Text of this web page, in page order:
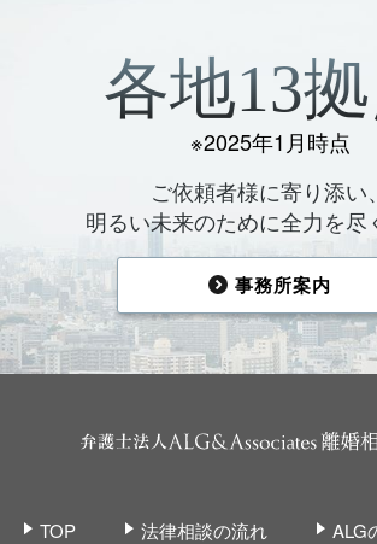
各地13
※2025年1月時点
ご依頼者様に寄り添い、
明るい未来のために全力を尽
事務所案内
TOP 法律相談の流れ
ALG